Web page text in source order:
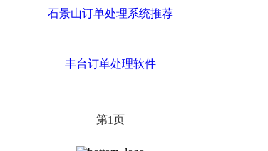
石景山订单处理系统推荐
丰台订单处理软件
第1页